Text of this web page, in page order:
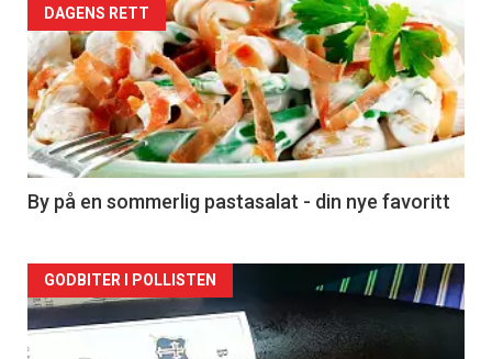
Forsiden
akkurat
nå
-
5
DAGENS RETT
By på en sommerlig pastasalat - din nye favoritt
Forsiden
akkurat
GODBITER I POLLISTEN